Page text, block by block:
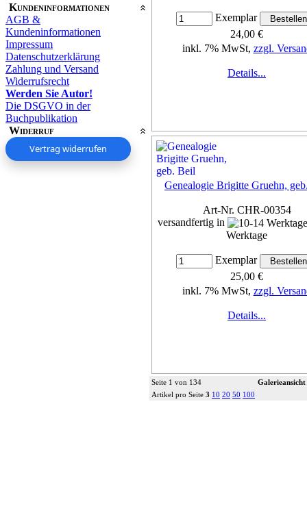
Kundeninformationen
AGB &
Kundeninformationen
Impressum
Datenschutzerklärung
Zahlung und Versand
Widerrufsrecht
Werden Sie Autor!
Die DSGVO in der
Buchpublikation
Widerruf
Vertrag widerrufen
Exemplar
24,00 €
inkl. 7% MwSt, zzgl.
Details...
Genealogie Brigitte Gruehn,
Art-Nr. CHR-00354
versandfertig in
Werktage
Exemplar
25,00 €
inkl. 7% MwSt, zzgl.
Details...
Seite 1 von 134
Galerieansicht
Artikel pro Seite 3 10 20 50 100